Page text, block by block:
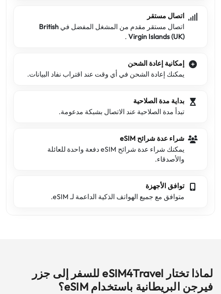
اتصال مستقر
اتصال مستقر مقدم من المشغل المفضل في British
Virgin Islands (UK)
.
إمكانية إعادة الشحن
يمكنك إعادة الشحن في أي وقت عند اقتراب نفاد البيانات.
بداية مدة الصلاحية
تبدأ مدة الصلاحية عند الاتصال بشبكة مدعومة.
شراء عدة شرائح eSIM
يمكنك شراء عدة شرائح eSIM دفعة واحدة للعائلة
والأصدقاء.
توافق الأجهزة
متوافق مع جميع الهواتف الذكية الداعمة لـ eSIM.
لماذا تختار eSIM4Travel للسفر إلى جزر
فيرجن البريطانية باستخدام eSIM؟